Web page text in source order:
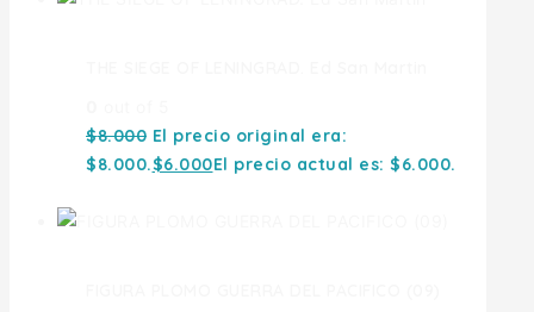
$8.000 El precio original era:
$8.000.$6.000El precio actual es: $6.000.